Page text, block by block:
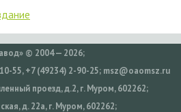
© 2004 — 2026;
55, +7 (49234) 2-90-25; msz@oaomsz.ru
проезд, д.2, г. Муром, 602262;
д. 22а, г. Муром, 602262;